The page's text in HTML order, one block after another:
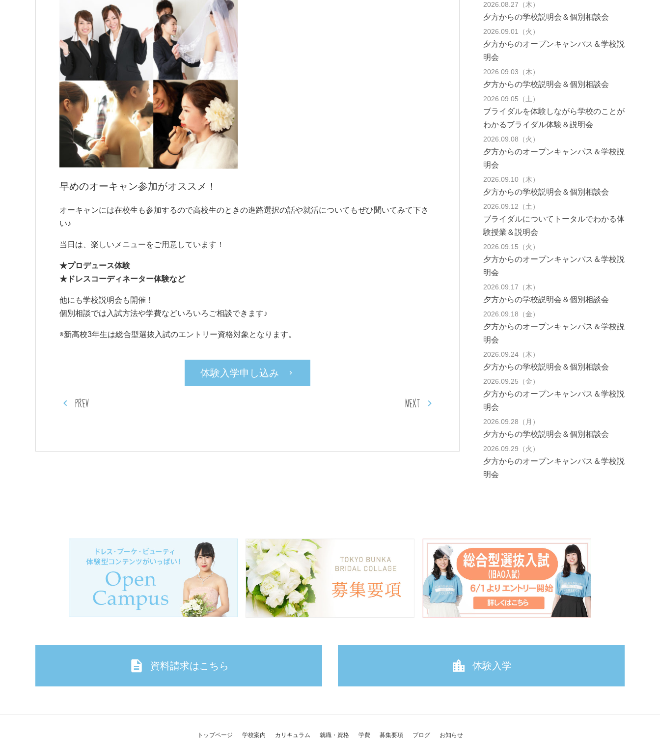
早めのオーキャン参加がオススメ！
オーキャンには在校生も参加するので高校生のときの進路選択の話や就活についてもぜひ聞いてみて下さ
い♪
当日は、楽しいメニューをご用意しています！
★プロデュース体験
★ドレスコーディネーター体験など
他にも学校説明会も開催！
個別相談では入試方法や学費などいろいろご相談できます♪
※新高校3年生は総合型選抜入試のエントリー資格対象となります。
体験入学申し込み
PREV NEXT
2026.08.27（木）
夕方からの学校説明会＆個別相談会
2026.09.01（火）
夕方からのオープンキャンパス＆学校説
明会
2026.09.03（木）
夕方からの学校説明会＆個別相談会
2026.09.05（土）
ブライダルを体験しながら学校のことが
わかるブライダル体験＆説明会
2026.09.08（火）
夕方からのオープンキャンパス＆学校説
明会
2026.09.10（木）
夕方からの学校説明会＆個別相談会
2026.09.12（土）
ブライダルについてトータルでわかる体
験授業＆説明会
2026.09.15（火）
夕方からのオープンキャンパス＆学校説
明会
2026.09.17（木）
夕方からの学校説明会＆個別相談会
2026.09.18（金）
夕方からのオープンキャンパス＆学校説
明会
2026.09.24（木）
夕方からの学校説明会＆個別相談会
2026.09.25（金）
夕方からのオープンキャンパス＆学校説
明会
2026.09.28（月）
夕方からの学校説明会＆個別相談会
2026.09.29（火）
夕方からのオープンキャンパス＆学校説
明会
資料請求はこちら 体験入学
トップページ 学校案内 カリキュラム 就職・資格 学費 募集要項 ブログ お知らせ